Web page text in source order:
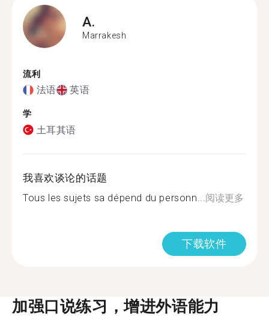
A.
Marrakesh
流利
法语 英语
学
土耳其语
我喜欢谈论的话题
Tous les sujets sa dépend du personn... 阅读更多
下载软件
加强口说练习，增进外语能力